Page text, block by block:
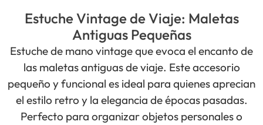
Estuche Vintage de Viaje: Maletas
Antiguas Pequeñas
Estuche de mano vintage que evoca el encanto de
las maletas antiguas de viaje. Este accesorio
pequeño y funcional es ideal para quienes aprecian
el estilo retro y la elegancia de épocas pasadas.
Perfecto para organizar objetos personales o